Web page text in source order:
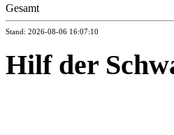
Gesamt
Stand: 2026-08-06 16:07:10
Hilf der